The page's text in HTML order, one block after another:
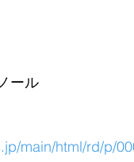
ール
main/html/rd/p/